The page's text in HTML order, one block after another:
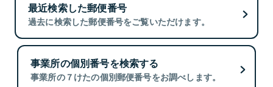
最近検索した郵便番号
過去に検索した郵便番号をご覧いただけます。
事業所の個別番号を検索する
事業所の７けたの個別郵便番号をお調べします。